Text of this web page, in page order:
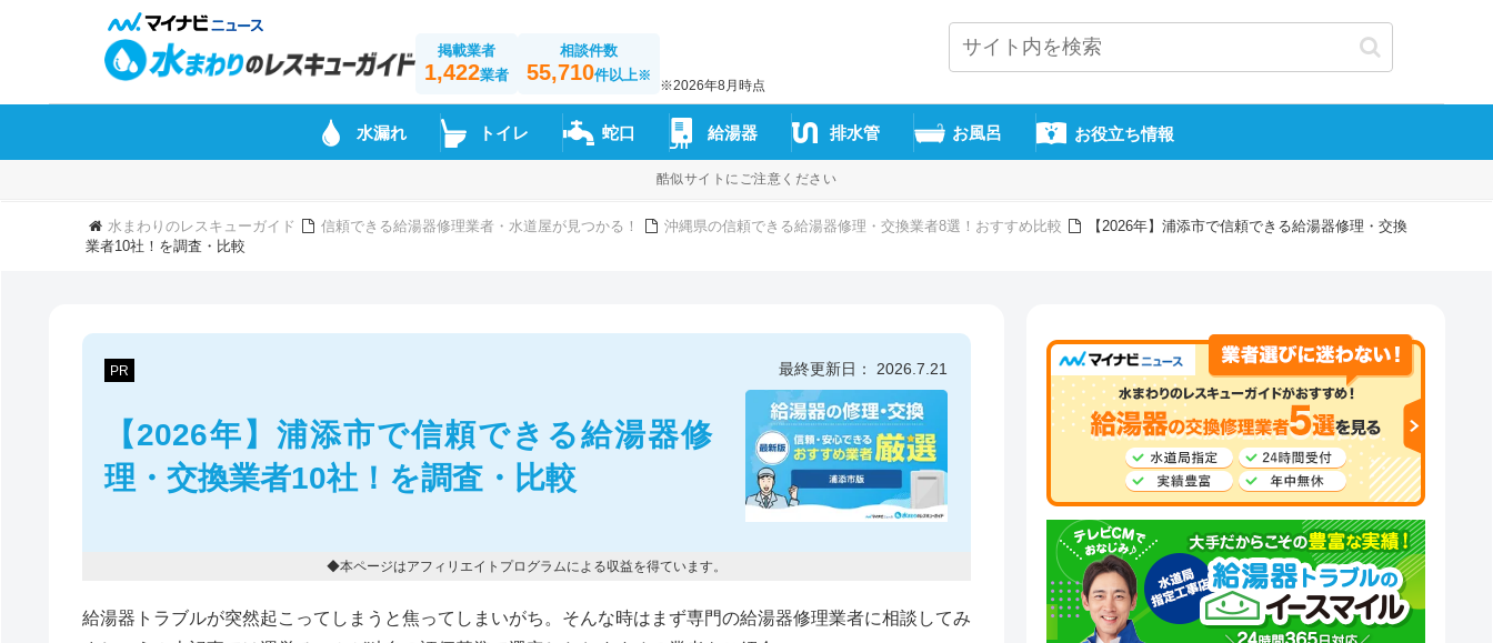
掲載業者
1,422業者
相談件数
55,710件以上※
※2026年8月時点
水漏れ トイレ 蛇口 給湯器 排水管 お風呂 お役立ち情報
酷似サイトにご注意ください
水まわりのレスキューガイド 信頼できる給湯器修理業者・水道屋が見つかる！ 沖縄県の信頼できる給湯器修理・交換業者8選！おすすめ比較
【2026年】浦添市で信頼できる給湯器修理・交換
業者10社！を調査・比較
PR
【2026年】浦添市で信頼できる給湯器修
理・交換業者10社！を調査・比較
最終更新日： 2026.7.21
◆本ページはアフィリエイトプログラムによる収益を得ています。
給湯器トラブルが突然起こってしまうと焦ってしまいがち。そんな時はまず専門の給湯器修理業者に相談してみ